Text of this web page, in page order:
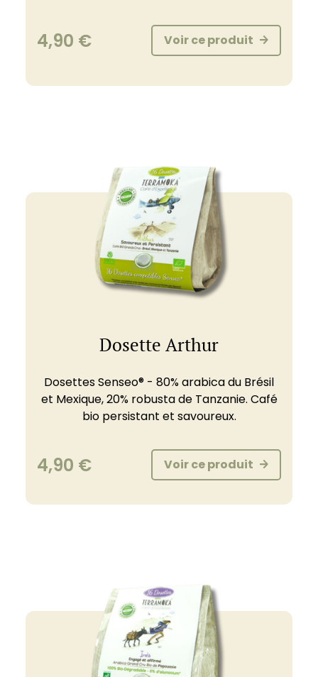
4,90 € Voir ce produit
Dosette Arthur
Dosettes Senseo® - 80% arabica du Brésil
et Mexique, 20% robusta de Tanzanie. Café
bio persistant et savoureux.
4,90 € Voir ce produit